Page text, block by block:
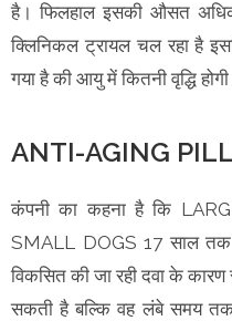
है। फिलहाल इसकी औसत
क्लिनिकल ट्रायल चल रहा है
गया है की आयु में कितनी वृद्धि
ANTI-AGING
कंपनी का कहना है कि
SMALL DOGS 17 साल
विकसित की जा रही दवा के
सकती है बल्कि वह लंबे समय तक